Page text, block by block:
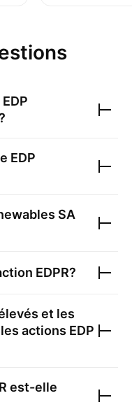
EDP
EDP
SA
EDPR?
et les
actions EDP
est-elle